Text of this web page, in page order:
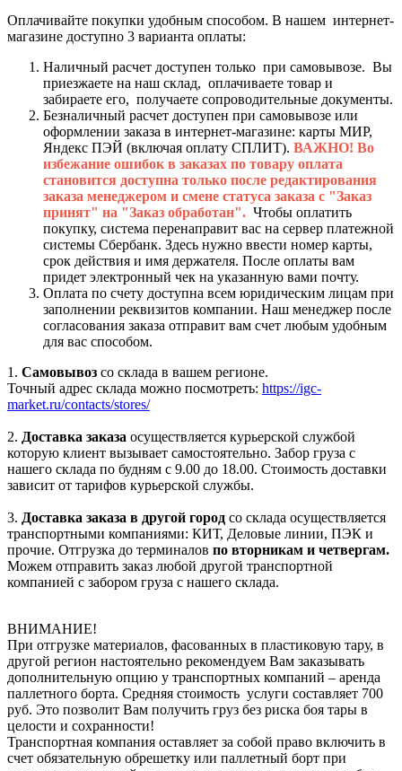
Оплачивайте покупки удобным способом. В нашем интернет-
магазине доступно 3 варианта оплаты:
Наличный расчет доступен только при самовывозе. Вы
приезжаете на наш склад, оплачиваете товар и
забираете его, получаете сопроводительные документы.
Безналичный расчет доступен при самовывозе или
оформлении заказа в интернет-магазине: карты МИР,
Яндекс ПЭЙ (включая оплату СПЛИТ). ВАЖНО! Во
избежание ошибок в заказах по товару оплата
становится доступна только после редактирования
заказа менеджером и смене статуса заказа с "Заказ
принят" на "Заказ обработан". Чтобы оплатить
покупку, система перенаправит вас на сервер платежной
системы Сбербанк. Здесь нужно ввести номер карты,
срок действия и имя держателя. После оплаты вам
придет электронный чек на указанную вами почту.
Оплата по счету доступна всем юридическим лицам при
заполнении реквизитов компании. Наш менеджер после
согласования заказа отправит вам счет любым удобным
для вас способом.
1. Самовывоз со склада в вашем регионе.
Точный адрес склада можно посмотреть: https://igc-
market.ru/contacts/stores/
2. Доставка заказа осуществляется курьерской службой
которую клиент вызывает самостоятельно. Забор груза с
нашего склада по будням с 9.00 до 18.00. Стоимость доставки
зависит от тарифов курьерской службы.
3. Доставка заказа в другой город со склада осуществляется
транспортными компаниями: КИТ, Деловые линии, ПЭК и
прочие. Отгрузка до терминалов по вторникам и четвергам.
Можем отправить заказ любой другой транспортной
компанией с забором груза с нашего склада.
ВНИМАНИЕ!
При отгрузке материалов, фасованных в пластиковую тару, в
другой регион настоятельно рекомендуем Вам заказывать
дополнительную опцию у транспортных компаний – аренда
паллетного борта. Средняя стоимость услуги составляет 700
руб. Это позволит Вам получить груз без риска боя тары в
целости и сохранности!
Транспортная компания оставляет за собой право включить в
счет обязательную обрешетку или паллетный борт при